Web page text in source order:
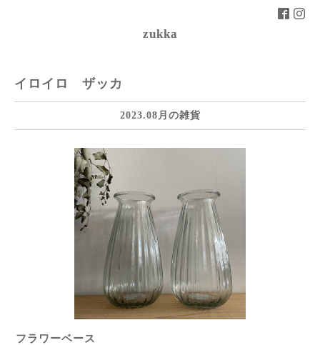
zukka
イロイロ ザッカ
2023.08月の雑貨
フラワーベース